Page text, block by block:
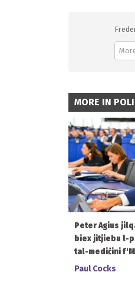
MORE IN
Peter Agius
biex jitjiebu l-
tal-mediċini
Paul Cocks